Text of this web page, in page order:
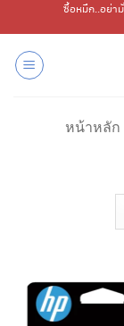
ไป
เนื้อหา
ซื้อหมึก..อย่า
หน้าหลัก